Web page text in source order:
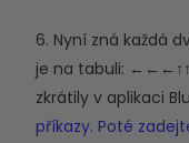
6. Nyní zná každá
je na tabuli:
zkrátily v aplikaci
příkazy. Poté